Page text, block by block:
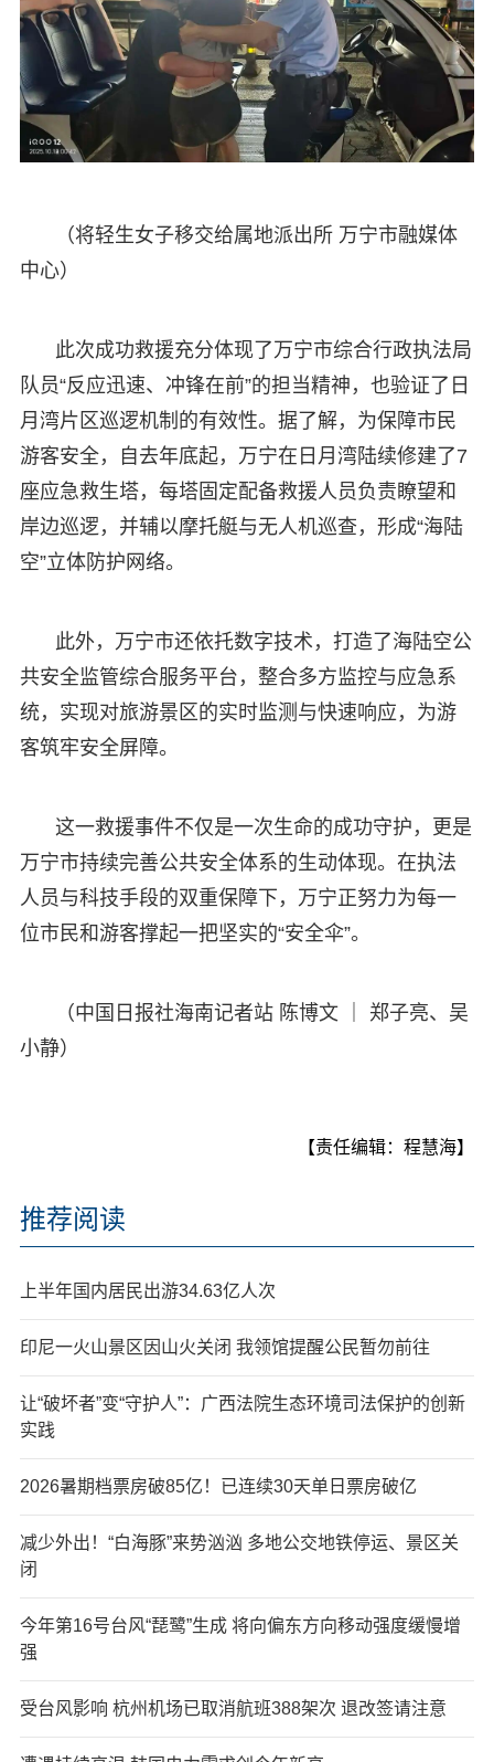
（将轻生女子移交给属地派出所 万宁市融媒体
中心）
此次成功救援充分体现了万宁市综合行政执法局
队员“反应迅速、冲锋在前”的担当精神，也验证了日
月湾片区巡逻机制的有效性。据了解，为保障市民
游客安全，自去年底起，万宁在日月湾陆续修建了7
座应急救生塔，每塔固定配备救援人员负责瞭望和
岸边巡逻，并辅以摩托艇与无人机巡查，形成“海陆
空”立体防护网络。
此外，万宁市还依托数字技术，打造了海陆空公
共安全监管综合服务平台，整合多方监控与应急系
统，实现对旅游景区的实时监测与快速响应，为游
客筑牢安全屏障。
这一救援事件不仅是一次生命的成功守护，更是
万宁市持续完善公共安全体系的生动体现。在执法
人员与科技手段的双重保障下，万宁正努力为每一
位市民和游客撑起一把坚实的“安全伞”。
（中国日报社海南记者站 陈博文 ｜ 郑子亮、吴
小静）
【责任编辑：程慧海】
推荐阅读
上半年国内居民出游34.63亿人次
印尼一火山景区因山火关闭 我领馆提醒公民暂勿前往
让“破坏者”变“守护人”：广西法院生态环境司法保护的创新
实践
2026暑期档票房破85亿！已连续30天单日票房破亿
减少外出！“白海豚”来势汹汹 多地公交地铁停运、景区关
闭
今年第16号台风“琵鹭”生成 将向偏东方向移动强度缓慢增
强
受台风影响 杭州机场已取消航班388架次 退改签请注意